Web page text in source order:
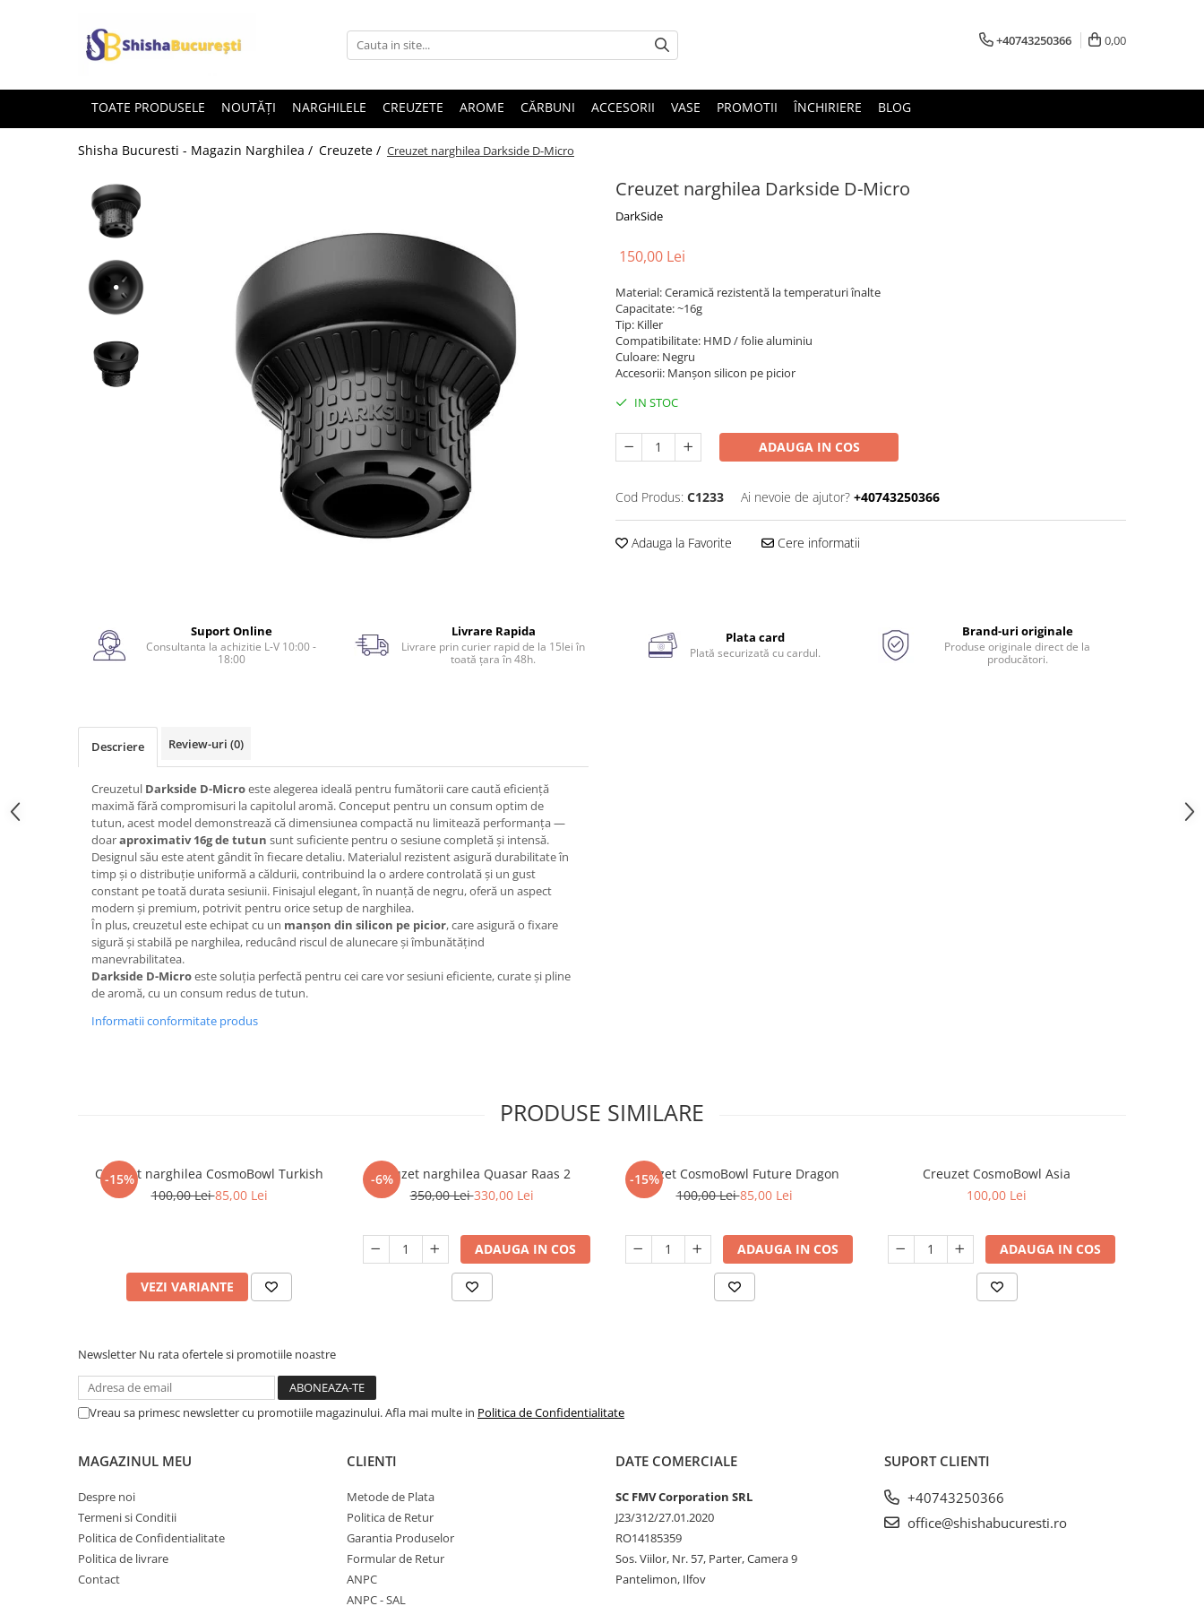
+40743250366 0,00
TOATE PRODUSELE NOUTĂȚI NARGHILELE CREUZETE AROME CĂRBUNI ACCESORII VASE PROMOTII ÎNCHIRIERE BLOG
Shisha Bucuresti - Magazin Narghilea / Creuzete / Creuzet narghilea Darkside D-Micro
Creuzet narghilea Darkside D-Micro
DarkSide
150,00 Lei
Material: Ceramică rezistentă la temperaturi înalte
Capacitate: ~16g
Tip: Killer
Compatibilitate: HMD / folie aluminiu
Culoare: Negru
Accesorii: Manșon silicon pe picior
IN STOC
ADAUGA IN COS
Cod Produs: C1233 Ai nevoie de ajutor? +40743250366
Adauga la Favorite Cere informatii
Suport Online
Consultanta la achizitie L-V 10:00 -
18:00
Livrare Rapida
Livrare prin curier rapid de la 15lei în
toată țara în 48h.
Plata card
Plată securizată cu cardul.
Brand-uri originale
Produse originale direct de la
producători.
Descriere Review-uri (0)
Creuzetul Darkside D-Microeste alegerea ideală pentru fumătorii care caută eficiență
maximă fără compromisuri la capitolul aromă. Conceput pentru un consum optim de
tutun, acest model demonstrează că dimensiunea compactă nu limitează performanța —
doaraproximativ 16g de tutun sunt suficiente pentru o sesiune completă și intensă.
Designul său este atent gândit în fiecare detaliu. Materialul rezistent asigură durabilitate în
timp și o distribuție uniformă a căldurii, contribuind la o ardere controlată și un gust
constant pe toată durata sesiunii. Finisajul elegant, în nuanță de negru, oferă un aspect
modern și premium, potrivit pentru orice setup de narghilea.
În plus, creuzetul este echipat cu un manșon din silicon pe picior, care asigură o fixare
sigură și stabilă pe narghilea, reducând riscul de alunecare și îmbunătățind
manevrabilitatea.
Darkside D-Microeste soluția perfectă pentru cei care vor sesiuni eficiente, curate și pline
de aromă, cu un consum redus de tutun.
Informatii conformitate produs
PRODUSE SIMILARE
-15%
Creuzet narghilea CosmoBowl Turkish
100,00 Lei85,00 Lei
VEZI VARIANTE
-6%
Creuzet narghilea Quasar Raas 2
350,00 Lei330,00 Lei
ADAUGA IN COS
-15%
Creuzet CosmoBowl Future Dragon
100,00 Lei85,00 Lei
ADAUGA IN COS
Creuzet CosmoBowl Asia
100,00 Lei
ADAUGA IN COS
Newsletter Nu rata ofertele si promotiile noastre
Vreau sa primesc newsletter cu promotiile magazinului. Afla mai multe in Politica de Confidentialitate
MAGAZINUL MEU
Despre noi
Termeni si Conditii
Politica de Confidentialitate
Politica de livrare
Contact
CLIENTI
Metode de Plata
Politica de Retur
Garantia Produselor
Formular de Retur
ANPC
ANPC - SAL
DATE COMERCIALE
SC FMV Corporation SRL
J23/312/27.01.2020
RO14185359
Sos. Viilor, Nr. 57, Parter, Camera 9
Pantelimon, Ilfov
SUPORT CLIENTI
+40743250366
office@shishabucuresti.ro